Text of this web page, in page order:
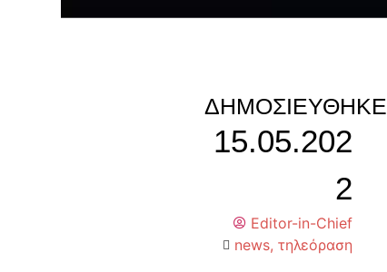
ΔΗΜΟΣΙΕΎΘΗΚΕ
15.05.202
2
Editor-in-Chief
news, τηλεόραση